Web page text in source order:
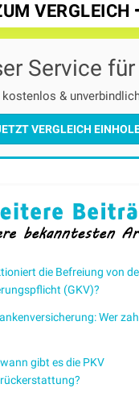
Service für
kostenlos &
VERGLEICH
die Befreiung von
(GKV)?
Wer
gibt es die PKV
VERGLEICH